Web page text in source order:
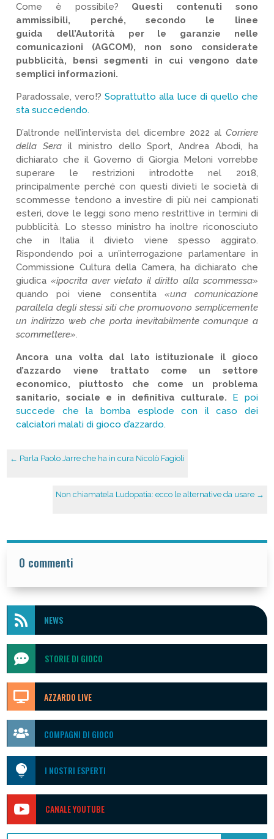
Come è possibile? Questi contenuti sono
ammissibili, perché, secondo le linee
guida dell’Autorità per le garanzie nelle
comunicazioni (AGCOM), non sono considerate
pubblicità, bensì segmenti in cui vengono date
semplici informazioni.
Paradossale, vero!?Soprattutto alla luce di quello che
sta succedendo.
D’altronde nell’intervista del dicembre 2022 al Corriere
della Sera il ministro dello Sport, Andrea Abodi, ha
dichiarato che il Governo di Giorgia Meloni vorrebbe
superare le restrizioni introdotte nel 2018,
principalmente perché con questi divieti le società di
scommesse tendono a investire di più nei campionati
esteri, dove le leggi sono meno restrittive in termini di
pubblicità. Lo stesso ministro ha inoltre riconosciuto
che in Italia il divieto viene spesso aggirato.
Rispondendo poi a un’interrogazione parlamentare in
Commissione Cultura della Camera, ha dichiarato che
giudica «ipocrita aver vietato il diritto alla scommessa»
quando poi viene consentita «una comunicazione
parallela degli stessi siti che promuovono semplicemente
un indirizzo web che porta inevitabilmente comunque a
scommettere».
Ancora una volta dal lato istituzionale il gioco
d’azzardo viene trattato come un settore
economico, piuttosto che come un problema
sanitario, sociale e in definitiva culturale.
E poi
succede che la bomba esplode con il caso dei
calciatori malati di gioco d’azzardo.
← Parla Paolo Jarre che ha in cura Nicolò Fagioli
Non chiamatela Ludopatia: ecco le alternative da usare→
0 commenti
 NEWS
 STORIE DI GIOCO
 AZZARDO LIVE
 COMPAGNI DI GIOCO
 I NOSTRI ESPERTI
 CANALE YOUTUBE